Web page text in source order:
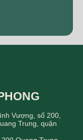
Vượng, số 200,
Trung, quận